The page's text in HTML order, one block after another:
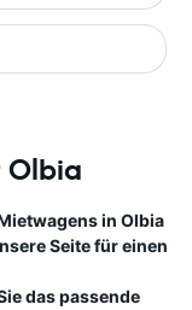
Olbia
in Olbia
Seite für einen
das passende